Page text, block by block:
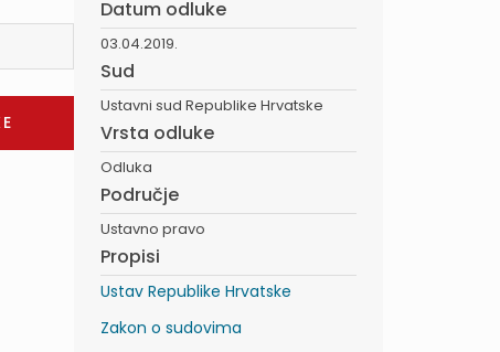
Datum odluke
03.04.2019.
Sud
Ustavni sud Republike Hrvatske
Vrsta odluke
Odluka
Područje
Ustavno pravo
Propisi
Ustav Republike Hrvatske
Zakon o sudovima